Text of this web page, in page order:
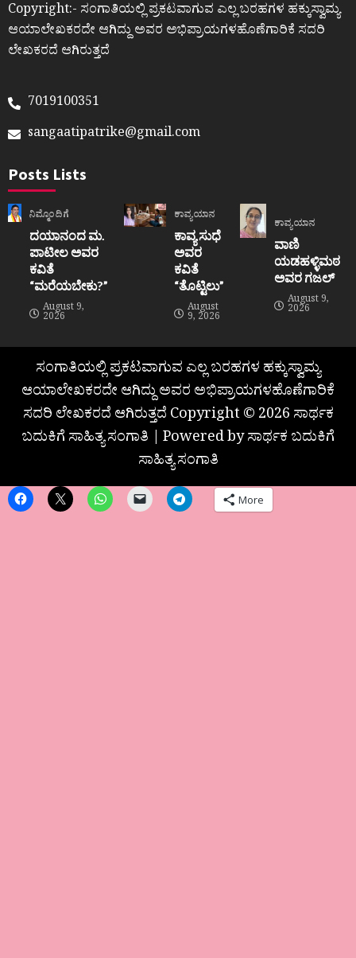
Copyright:- ಸಂಗಾತಿಯಲ್ಲಿ ಪ್ರಕಟವಾಗುವ ಎಲ್ಲ ಬರಹಗಳ ಹಕ್ಕುಸ್ವಾಮ್ಯ
ಆಯಾಲೇಖಕರದೇ ಆಗಿದ್ದು ಅವರ ಅಭಿಪ್ರಾಯಗಳಹೊಣೆಗಾರಿಕೆ ಸದರಿ
ಲೇಖಕರದೆ ಆಗಿರುತ್ತದೆ
7019100351
sangaatipatrike@gmail.com
Posts Lists
ನಿಮ್ಮೊಂದಿಗೆ
ದಯಾನಂದ ಮ.
ಪಾಟೀಲ ಅವರ
ಕವಿತೆ
“ಮರೆಯಬೇಕು?”
August 9,
2026
ಕಾವ್ಯಯಾನ
ಕಾವ್ಯ ಸುಧೆ
ಅವರ
ಕವಿತೆ
“ತೊಟ್ಟಿಲು”
August
9, 2026
ಕಾವ್ಯಯಾನ
ವಾಣಿ
ಯಡಹಳ್ಳಿಮಠ
ಅವರ ಗಜಲ್
August 9,
2026
ಸಂಗಾತಿಯಲ್ಲಿ ಪ್ರಕಟವಾಗುವ ಎಲ್ಲ ಬರಹಗಳ ಹಕ್ಕುಸ್ವಾಮ್ಯ
ಆಯಾಲೇಖಕರದೇ ಆಗಿದ್ದು ಅವರ ಅಭಿಪ್ರಾಯಗಳಹೊಣೆಗಾರಿಕೆ
ಸದರಿ ಲೇಖಕರದೆ ಆಗಿರುತ್ತದೆ Copyright © 2026 ಸಾರ್ಥಕ
ಬದುಕಿಗೆ ಸಾಹಿತ್ಯ ಸಂಗಾತಿ | Powered by ಸಾರ್ಥಕ ಬದುಕಿಗೆ
ಸಾಹಿತ್ಯ ಸಂಗಾತಿ
More